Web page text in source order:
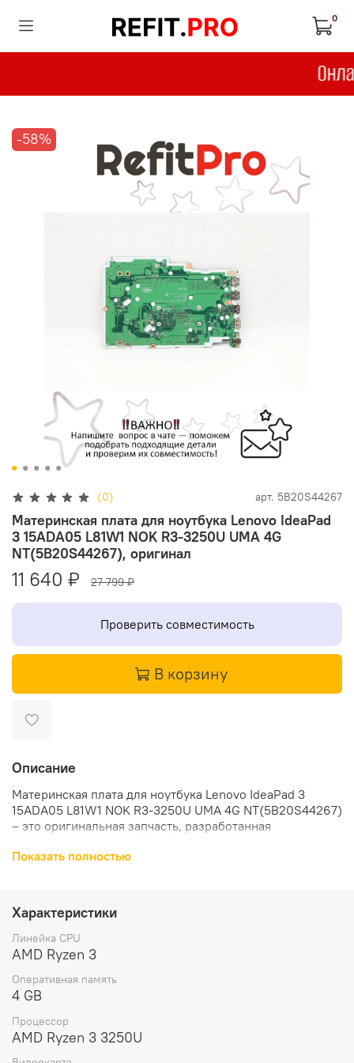
0
-58%
(0) арт. 5B20S44267
Материнская плата для ноутбука Lenovo IdeaPad
3 15ADA05 L81W1 NOK R3-3250U UMA 4G
NT(5B20S44267), оригинал
11 640 ₽ 27 799 ₽
Проверить совместимость
В корзину
Описание
Материнская плата для ноутбука Lenovo IdeaPad 3
15ADA05 L81W1 NOK R3-3250U UMA 4G NT(5B20S44267)
– это оригинальная запчасть, разработанная
стабильную работу устройства и позволяет ему
функционировать на высоком уровне.
Материнская плата оснащена процессором AMD Ryzen 3
и быстродействие при выполнении различных задач,
будь то работа с офисными приложениями, просмотр
видео или игры.
Материнская плата оборудована интегрированной
Показать полностью
Характеристики
Линейка CPU
AMD Ryzen 3
Оперативная память
4 GB
Процессор
AMD Ryzen 3 3250U